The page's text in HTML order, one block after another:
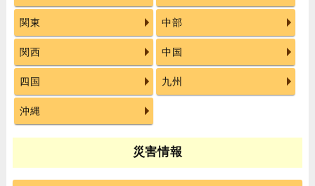
関東 中部
関西 中国
四国 九州
沖縄
災害情報